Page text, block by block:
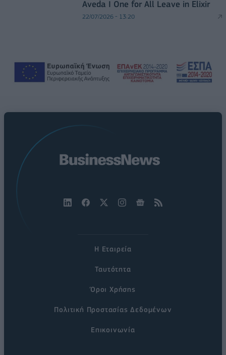
Aveda I One for All Leave in Elixir
22/07/2026 - 13:20
Η Εταιρεία
Ταυτότητα
Όροι Χρήσης
Πολιτική Προστασίας Δεδομένων
Επικοινωνία